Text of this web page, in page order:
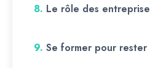
8. Le rôle des
9. Se former pour rester